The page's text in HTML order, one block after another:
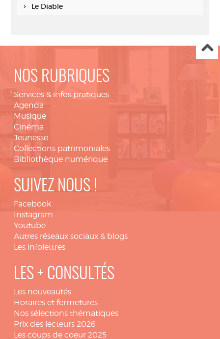
Le Diable
NOS RUBRIQUES
Services & infos pratiques
Agenda
Musique
Cinéma
Jeunesse
Collections patrimoniales
Bibliothèque numérique
SUIVEZ NOUS !
Facebook
Instagram
Youtube
Autres réseaux sociaux & blogs
Les infolettres
LES + CONSULTÉS
Les nouveautés
Horaires et fermetures
Nos sélections thématiques
Prix des lecteurs 2026
Les coups de coeur 2025